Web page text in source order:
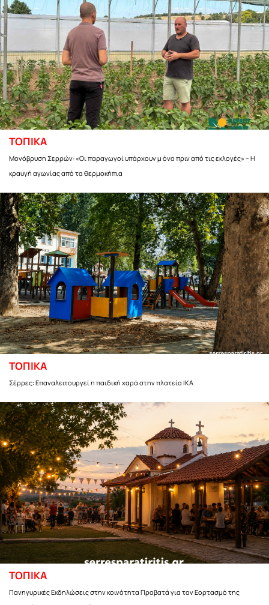
ΤΟΠΙΚΑ
Μονόβρυση Σερρών: «Οι παραγωγοί υπάρχουν μ όνο πριν από τις εκλογές» – Η
κραυγή αγωνίας από τα θερμοκήπια
ΤΟΠΙΚΑ
Σέρρες: Επαναλειτουργεί η παιδική χαρά στην πλατεία ΙΚΑ
ΤΟΠΙΚΑ
Πανηγυρικές Εκδηλώσεις στην κοινότητα Προβατά για τον Εορτασμό της